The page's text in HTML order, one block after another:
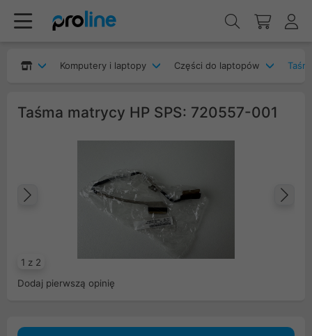
Komputery i laptopy Części do laptopów
Taśma matrycy HP SPS: 720557-001
1 z 2
Poprzedni
Dodaj pierwszą opinię